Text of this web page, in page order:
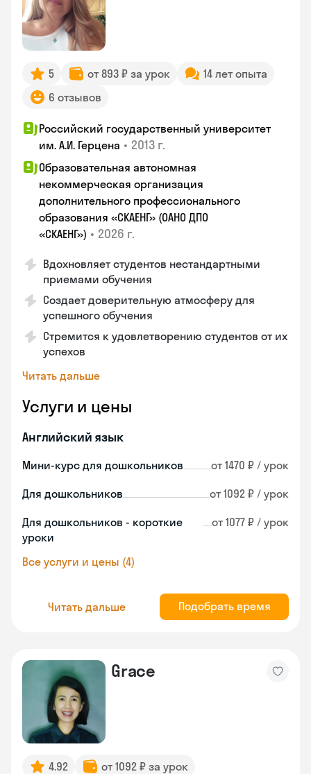
5 от 893 ₽ за урок
14 лет опыта
6 отзывов
Российский государственный университет
им. А.И. Герцена • 2013 г.
Образовательная автономная
некоммерческая организация
дополнительного профессионального
образования «СКАЕНГ» (ОАНО ДПО
«СКАЕНГ») • 2026 г.
Вдохновляет студентов нестандартными
приемами обучения
Создает доверительную атмосферу для
успешного обучения
Стремится к удовлетворению студентов от их
успехов
Читать дальше
Услуги и цены
Английский язык
Мини-курс для дошкольников от 1470 ₽ / урок
Для дошкольников от 1092 ₽ / урок
Для дошкольников - короткие
уроки
от 1077 ₽ / урок
Все услуги и цены (4)
Читать дальше Подобрать время
Grace
4.92
от 1092 ₽ за урок